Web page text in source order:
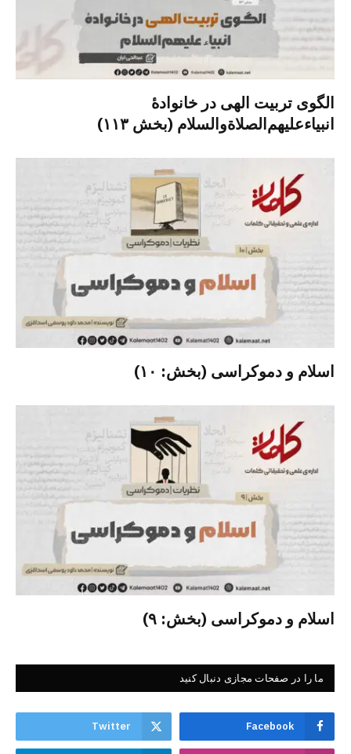
الگوی تربیت الهی در خانوادۀ
انبیاءعلیهم‌الصلاةو‌السلام (بخش ۱۱۳)
اسلام و دموکراسی (بخش: ۱۰)
اسلام و دموکراسی (بخش: ۹)
ما را در صفحات مجازی دنبال کنید
Facebook
Twitter